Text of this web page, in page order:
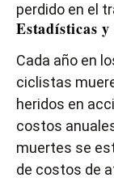
perdido en el
Estadísticas
Cada año en
ciclistas
heridos en
costos
muertes se
de costos de